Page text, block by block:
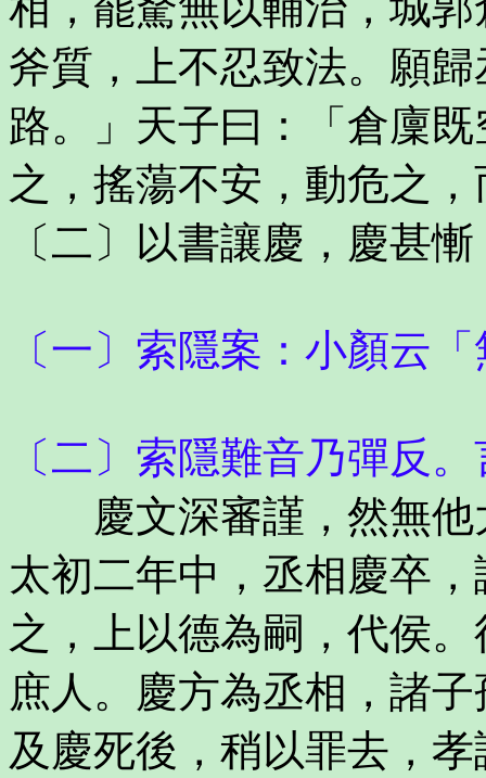
斧質，上不忍致法。願
路。」天子曰：「倉廩
之，搖蕩不安，動危之
〔二〕以書讓慶，慶甚
〔一〕索隱案：小顏云
〔二〕索隱難音乃彈反
慶文深審謹，然無他
太初二年中，丞相慶卒
之，上以德為嗣，代侯
庶人。慶方為丞相，諸
及慶死後，稍以罪去，